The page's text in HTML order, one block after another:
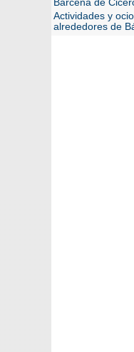
Bárcena de
Actividades y
alrededores de